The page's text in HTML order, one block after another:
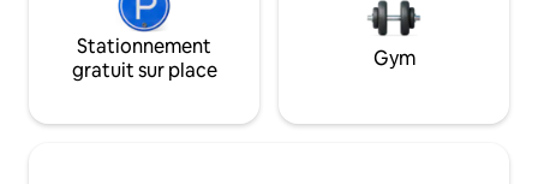
Stationnement
gratuit sur place
Gym